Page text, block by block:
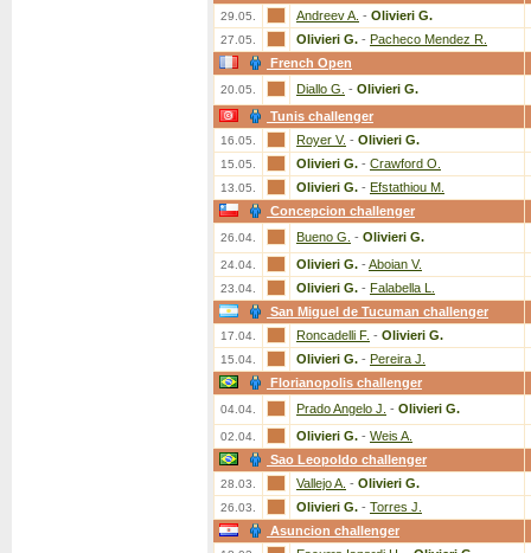
29.05. Andreev A. - Olivieri G.
27.05. Olivieri G. - Pacheco Mendez R.
French Open
20.05. Diallo G. - Olivieri G.
Tunis challenger
16.05. Royer V. - Olivieri G.
15.05. Olivieri G. - Crawford O.
13.05. Olivieri G. - Efstathiou M.
Concepcion challenger
26.04. Bueno G. - Olivieri G.
24.04. Olivieri G. - Aboian V.
23.04. Olivieri G. - Falabella L.
San Miguel de Tucuman challenger
17.04. Roncadelli F. - Olivieri G.
15.04. Olivieri G. - Pereira J.
Florianopolis challenger
04.04. Prado Angelo J. - Olivieri G.
02.04. Olivieri G. - Weis A.
Sao Leopoldo challenger
28.03. Vallejo A. - Olivieri G.
26.03. Olivieri G. - Torres J.
Asuncion challenger